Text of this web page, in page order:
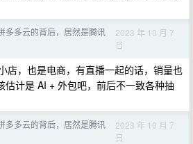
多多云的背后，居然是腾讯
2023 年 10 月 7
日
店，也是电商，有直播一起的话，销量也
估计是 AI + 外包吧，前后不一致各种抽
多多云的背后，居然是腾讯
2023 年 10 月 7
日